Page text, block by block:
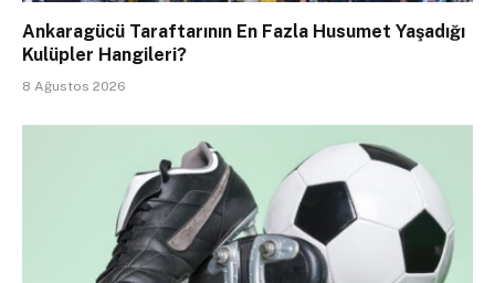
Ankaragücü Taraftarının En Fazla Husumet Yaşadığı
Kulüpler Hangileri?
8 Ağustos 2026